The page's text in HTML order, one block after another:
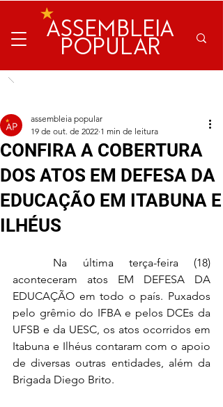
ASSEMBLEIA
POPULAR
CONFIRA A COBERTURA
DOS ATOS EM DEFESA DA
EDUCAÇÃO EM ITABUNA E
ILHÉUS
assembleia popular
19 de out. de 2022 1 min de leitura
aconteceram atos EM DEFESA DA
EDUCAÇÃO em todo o país. Puxados
pelo grêmio do IFBA e pelos DCEs da
UFSB e da UESC, os atos ocorridos em
Itabuna e Ilhéus contaram com o apoio
de diversas outras entidades, além da
Brigada Diego Brito.